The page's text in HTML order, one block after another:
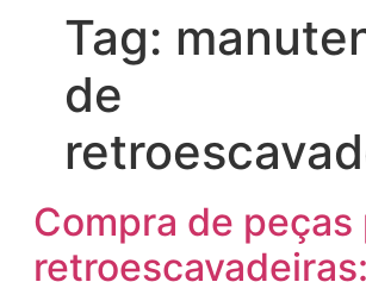
Tag:
de
Compra de peças